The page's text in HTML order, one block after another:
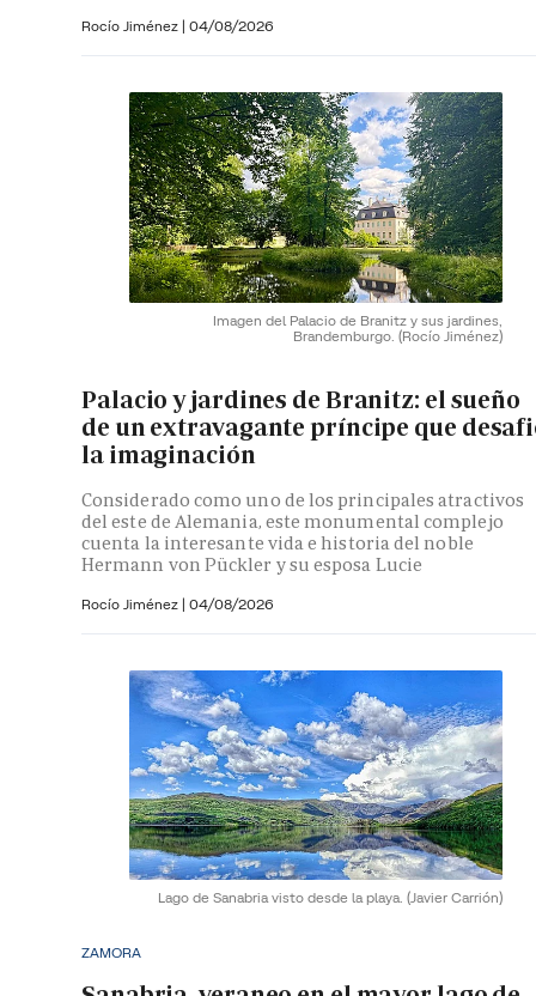
Rocío Jiménez | 04/08/2026
Imagen del Palacio de Branitz y sus jardines,
Brandemburgo. (Rocío Jiménez)
Palacio y jardines de Branitz: el sueño
de un extravagante príncipe que
la imaginación
Considerado como uno de los principales atractivos
del este de Alemania, este monumental complejo
cuenta la interesante vida e historia del noble
Hermann von Pückler y su esposa Lucie
Rocío Jiménez | 04/08/2026
Lago de Sanabria visto desde la playa. (Javier Carrión)
ZAMORA